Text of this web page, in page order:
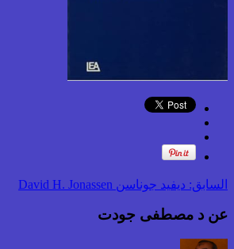
السابق: ديفيد جوناسن David H. Jonassen
عن د مصطفى جودت